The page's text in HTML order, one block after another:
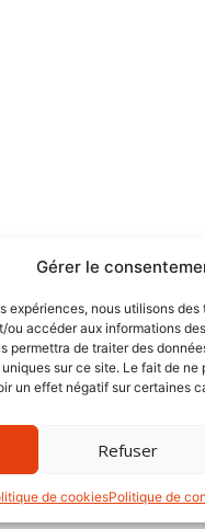
Gérer le
expériences, nous utilisons
accéder aux informations
permettra de traiter des
sur ce site. Le fait de ne
un effet négatif sur certaines
Refuser
de cookiesPolitique de